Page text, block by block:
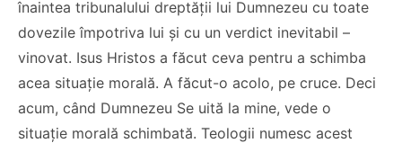
înaintea tribunalului dreptății lui Dumnezeu cu toate
dovezile împotriva lui și cu un verdict inevitabil –
vinovat. Isus Hristos a făcut ceva pentru a schimba
acea situație morală. A făcut-o acolo, pe cruce. Deci
acum, când Dumnezeu Se uită la mine, vede o
situație morală schimbată. Teologii numesc acest